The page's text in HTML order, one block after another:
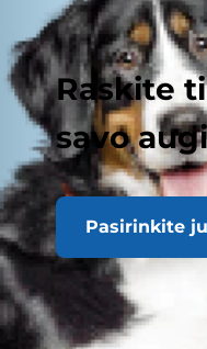
Raskite
savo
Pasirinkite
Eteriniai aliejai
naudojami visur:
skirtuose